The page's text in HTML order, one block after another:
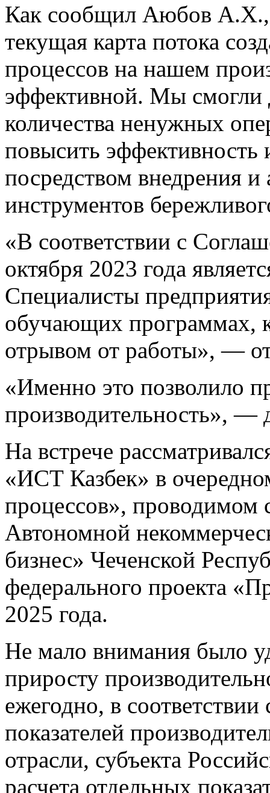
Как сообщил Аюбов А.Х.,
текущая карта потока
процессов на нашем
эффективной. Мы смогли
количества ненужных
повысить эффективность
посредством внедрения
инструментов
«В соответствии с
октября 2023 года
Специалисты
обучающих программах,
отрывом от работы», —
«Именно это позволило
производительность»,
На встрече
«ИСТ Казбек» в
процессов», проводимом
Автономной
бизнес» Чеченской
федерального проекта
2025 года.
Не мало внимания было
приросту
ежегодно, в
показателей
отрасли, субъекта
расчета отдельных